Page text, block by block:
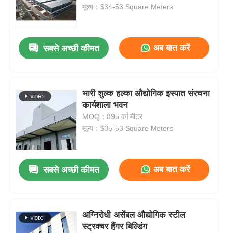
मूल्य：$34-53 Square Meters
सबसे अच्छी कीमत अब बात करें
भारी शुल्क हल्का औद्योगिक इस्पात संरचना
कार्यशाला भवन
MOQ：895 वर्ग मीटर
मूल्य：$35-53 Square Meters
सबसे अच्छी कीमत अब बात करें
अग्निरोधी असेंबल औद्योगिक स्टील
स्ट्रक्चर हैंगर बिल्डिंग